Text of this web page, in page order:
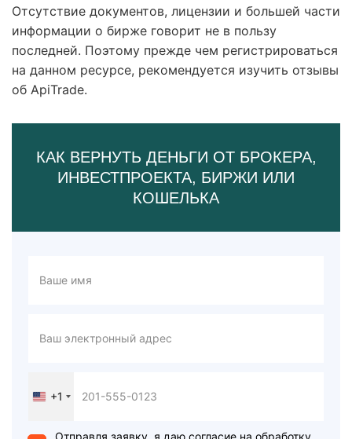
Отсутствие документов, лицензии и большей части
информации о бирже говорит не в пользу
последней. Поэтому прежде чем регистрироваться
на данном ресурсе, рекомендуется изучить отзывы
об ApiTrade.
КАК ВЕРНУТЬ ДЕНЬГИ ОТ БРОКЕРА,
ИНВЕСТПРОЕКТА, БИРЖИ ИЛИ
КОШЕЛЬКА
United
+1
+1
Отправля заявку, я даю согласие на обработку